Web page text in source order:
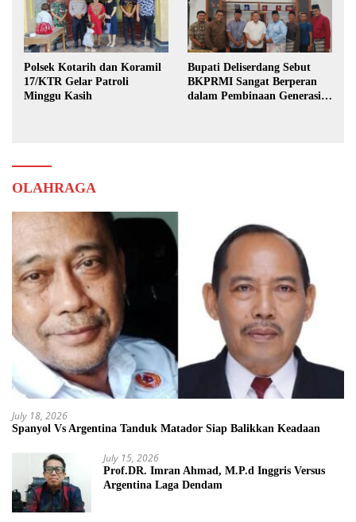
Polsek Kotarih dan Koramil
17/KTR Gelar Patroli
Minggu Kasih
Bupati Deliserdang Sebut
BKPRMI Sangat Berperan
dalam Pembinaan Generasi
OLAHRAGA
July 18, 2026
Spanyol Vs Argentina Tanduk Matador Siap Balikkan Keadaan
July 15, 2026
Prof.DR. Imran Ahmad, M.P.d Inggris Versus
Argentina Laga Dendam